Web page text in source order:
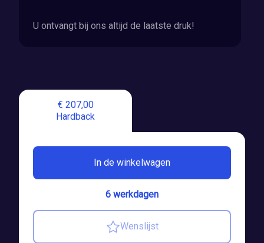
€ 207,00
Hardback
In de winkelwagen
6 werkdagen
Wenslijst
U ontvangt bij ons altijd de laatste druk!